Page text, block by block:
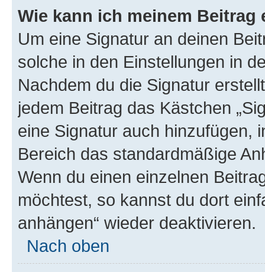
Wie kann ich meinem
Um eine Signatur an deinen
solche in den Einstellungen in
Nachdem du die Signatur
jedem Beitrag das Kästchen
eine Signatur auch hinzufügen,
Bereich das standardmäßige
Wenn du einen einzelnen
möchtest, so kannst du dort
anhängen“ wieder deaktivieren.
Nach oben